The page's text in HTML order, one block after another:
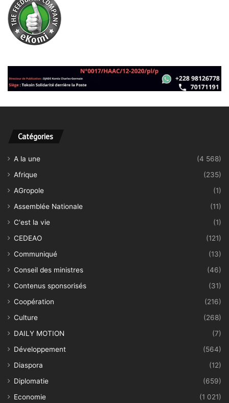
Catégories
A la une
(4 568)
Afrique
(235)
AGropole
(1)
Assemblée Nationale
(11)
C'est la vie
(1)
CEDEAO
(121)
Communiqué
(13)
Conseil des ministres
(46)
Contenus sponsorisés
(31)
Coopération
(216)
Culture
(268)
DAILY MOTION
(7)
Développement
(564)
Diaspora
(12)
Diplomatie
(659)
Economie
(1 021)